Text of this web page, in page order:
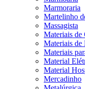
Marmoraria
Martelinho
Massagista
Materiais de
Materiais de
Materiais
Material
Material
Mercadinho